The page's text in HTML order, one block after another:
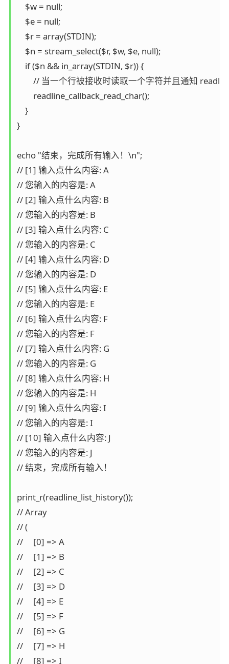
    $w = null;
    $e = null;
    $r = array(STDIN);
    $n = stream_select($r, $w, $e, null);
    if ($n && in_array(STDIN, $r)) {
// 当一个行被接收时读取一个字符并且通知
        readline_callback_read_char();
    }
}
echo "结束，完成所有输入！\n";
// [1] 输入点什么内容: A
// 您输入的内容是: A
// [2] 输入点什么内容: B
// 您输入的内容是: B
// [3] 输入点什么内容: C
// 您输入的内容是: C
// [4] 输入点什么内容: D
// 您输入的内容是: D
// [5] 输入点什么内容: E
// 您输入的内容是: E
// [6] 输入点什么内容: F
// 您输入的内容是: F
// [7] 输入点什么内容: G
// 您输入的内容是: G
// [8] 输入点什么内容: H
// 您输入的内容是: H
// [9] 输入点什么内容: I
// 您输入的内容是: I
// [10] 输入点什么内容: J
// 您输入的内容是: J
// 结束，完成所有输入！
print_r(readline_list_history());
// Array
// (
//     [0] => A
//     [1] => B
//     [2] => C
//     [3] => D
//     [4] => E
//     [5] => F
//     [6] => G
//     [7] => H
//     [8] => I